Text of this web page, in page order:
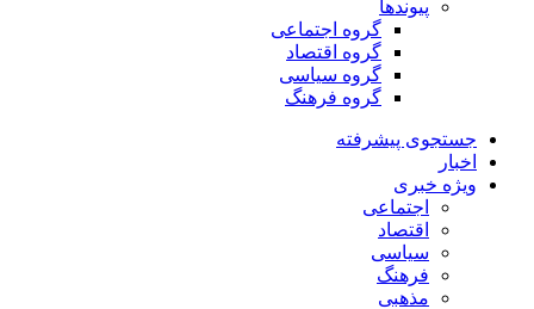
پیوندها
گروه اجتماعی
گروه اقتصاد
گروه سیاسی
گروه فرهنگ
جستجوی پیشرفته
اخبار
ویژه خبری
اجتماعی
اقتصاد
سیاسی
فرهنگ
مذهبی